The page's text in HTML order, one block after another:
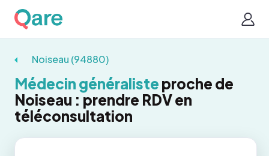
Noiseau (94880)
Médecin généraliste proche de
Noiseau : prendre RDV en
téléconsultation